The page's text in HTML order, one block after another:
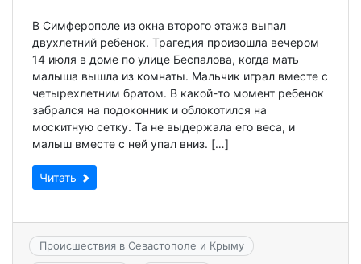
В Симферополе из окна второго этажа выпал
двухлетний ребенок. Трагедия произошла вечером
14 июля в доме по улице Беспалова, когда мать
малыша вышла из комнаты. Мальчик играл вместе с
четырехлетним братом. В какой-то момент ребенок
забрался на подоконник и облокотился на
москитную сетку. Та не выдержала его веса, и
малыш вместе с ней упал вниз. […]
Читать
Происшествия в Севастополе и Крыму